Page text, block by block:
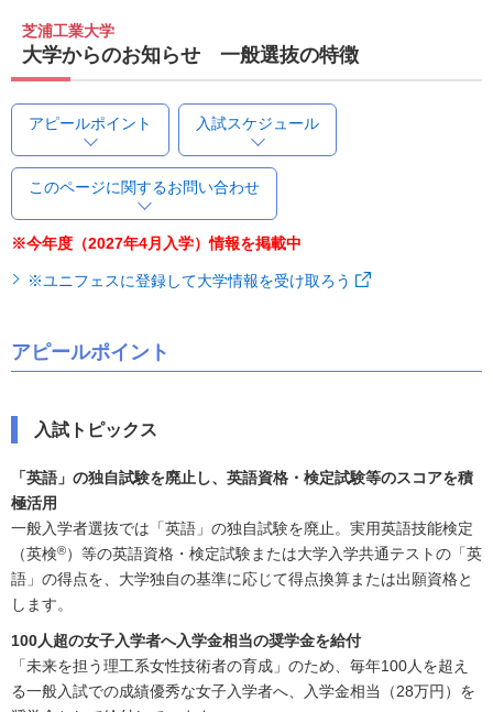
芝浦工業大学
大学からのお知らせ 一般選抜の特徴
アピールポイント 入試スケジュール
このページに関するお問い合わせ
※今年度（2027年4月入学）情報を掲載中
※ユニフェスに登録して大学情報を受け取ろう
アピールポイント
入試トピックス
「英語」の独自試験を廃止し、英語資格・検定試験等のスコアを積
極活用
一般入学者選抜では「英語」の独自試験を廃止。実用英語技能検定
（英検®）等の英語資格・検定試験または大学入学共通テストの「英
語」の得点を、大学独自の基準に応じて得点換算または出願資格と
します。
100人超の女子入学者へ入学金相当の奨学金を給付
「未来を担う理工系女性技術者の育成」のため、毎年100人を超え
る一般入試での成績優秀な女子入学者へ、入学金相当（28万円）を